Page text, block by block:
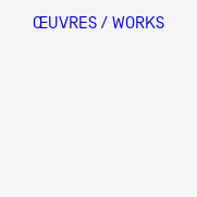
ŒUVRES / WORKS